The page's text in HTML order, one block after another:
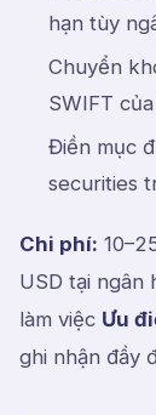
hạn tùy
Chuyển
SWIFT
Điền mục
securities
Chi phí:
USD tại ngân
làm việc Ưu
ghi nhận đầy